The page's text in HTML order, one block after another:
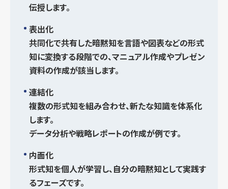
伝授します。
表出化
共同化で共有した暗黙知を言語や図表などの形式
知に変換する段階での、マニュアル作成やプレゼン
資料の作成が該当します。
連結化
複数の形式知を組み合わせ、新たな知識を体系化
します。
データ分析や戦略レポートの作成が例です。
内面化
形式知を個人が学習し、自分の暗黙知として実践す
るフェーズです。